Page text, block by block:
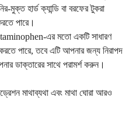
মুক্ত হার্ড ক্যান্ডি বা বরফের টুকরা
পারে।
এর মতো একটি সাধারণ
পারে, তবে এটি আপনার জন্য নিরাপদ
ডাক্তারের সাথে পরামর্শ করুন।
মাথাব্যথা এবং মাথা ঘোরা আরও